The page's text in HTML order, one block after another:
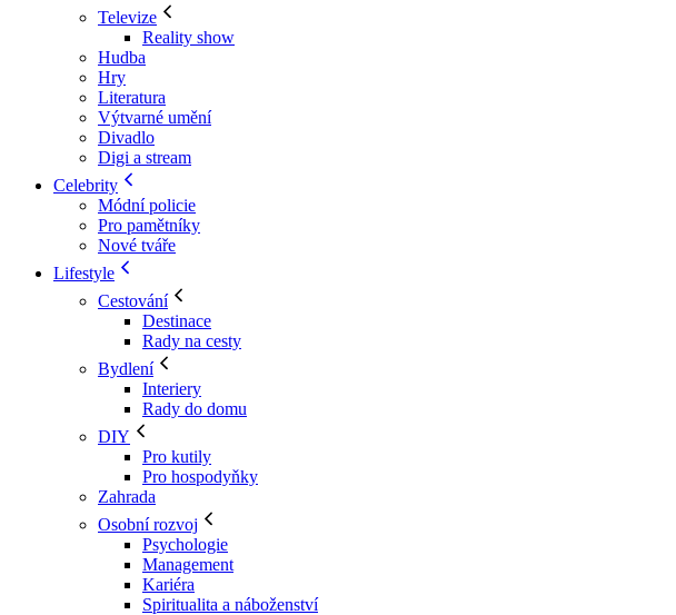
Televize
Reality show
Hudba
Hry
Literatura
Výtvarné umění
Divadlo
Digi a stream
Celebrity
Módní policie
Pro pamětníky
Nové tváře
Lifestyle
Cestování
Destinace
Rady na cesty
Bydlení
Interiery
Rady do domu
DIY
Pro kutily
Pro hospodyňky
Zahrada
Osobní rozvoj
Psychologie
Management
Kariéra
Spiritualita a náboženství